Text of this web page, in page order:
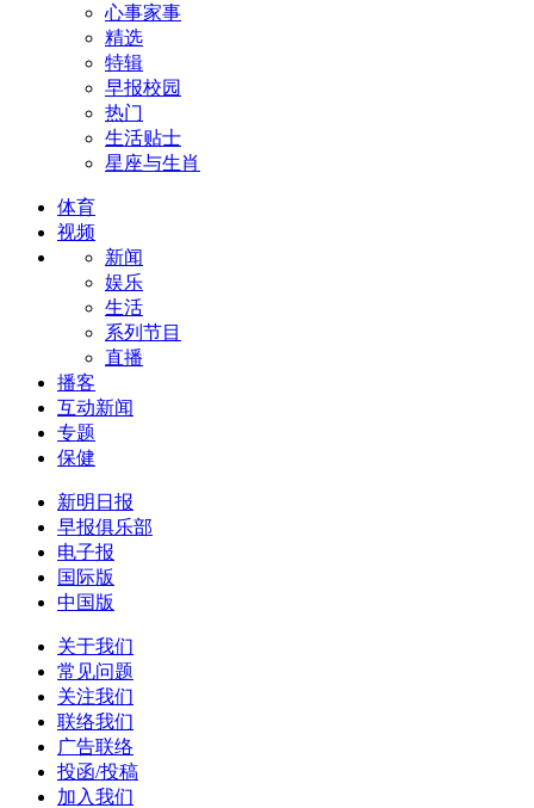
心事家事
精选
特辑
早报校园
热门
生活贴士
星座与生肖
体育
视频
新闻
娱乐
生活
系列节目
直播
播客
互动新闻
专题
保健
新明日报
早报俱乐部
电子报
国际版
中国版
关于我们
常见问题
关注我们
联络我们
广告联络
投函/投稿
加入我们